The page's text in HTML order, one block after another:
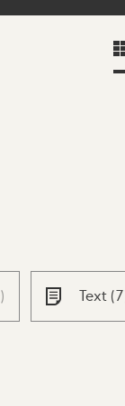
) Text (7